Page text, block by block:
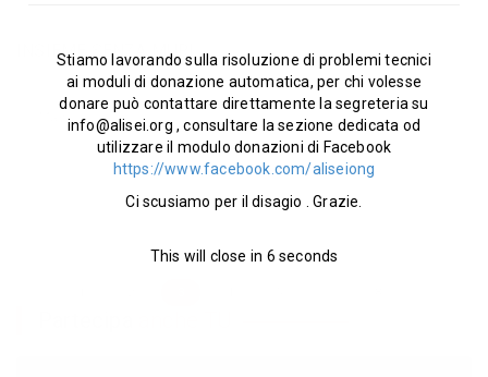
INSIEME SENZA MURI
by MilanoSenzaMuri
20, 2017
Alisei Ong Onlus aderisce all'iniziativa INSIEME SENZA MURI Leggi
l'appello e scopri come partecipare il 20 Maggio a Milano: "Milano il 20
Stiamo lavorando sulla risoluzione di problemi tecnici
ai moduli di donazione automatica, per chi volesse
donare può contattare direttamente la segreteria su
info@alisei.org , consultare la sezione dedicata od
utilizzare il modulo donazioni di Facebook
https://www.facebook.com/aliseiong
Ci scusiamo per il disagio . Grazie.
This will close in 5 seconds